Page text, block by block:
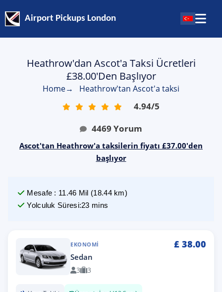
Airport Pickups London
Heathrow'dan Ascot'a Taksi Ücretleri
£38.00'den Başlıyor
Home→ Heathrow'tan Ascot'a taksi
4.94/5
4469 Yorum
Ascot'tan Heathrow'a taksilerin fiyatı £37.00'den
başlıyor
Mesafe : 11.46 Mil (18.44km)
Yolculuk Süresi:23 mins
EKONOMI £ 38.00
Sedan
3 3